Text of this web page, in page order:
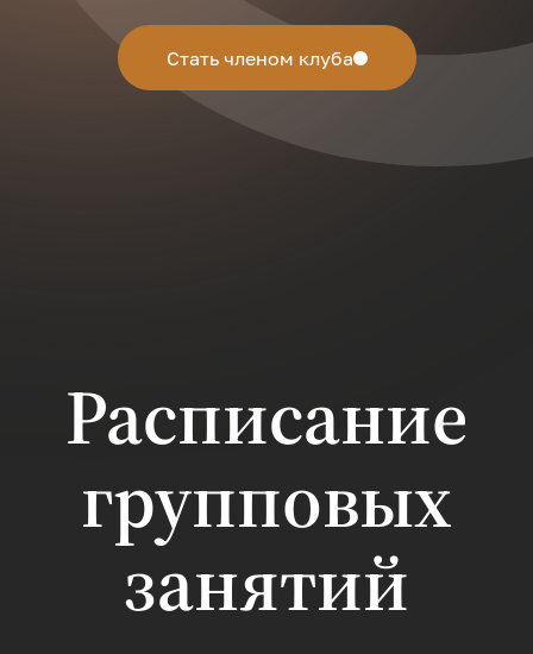
объединены 11
разных направлений.
таз-это основа
женского здоровья.
к родам,
восстановление
активной, здоровой и
энергичной, не
изнутри. Тренировка
сочетает элементы
фитнеса,
Стать членом клуба
Расписание
групповых
занятий